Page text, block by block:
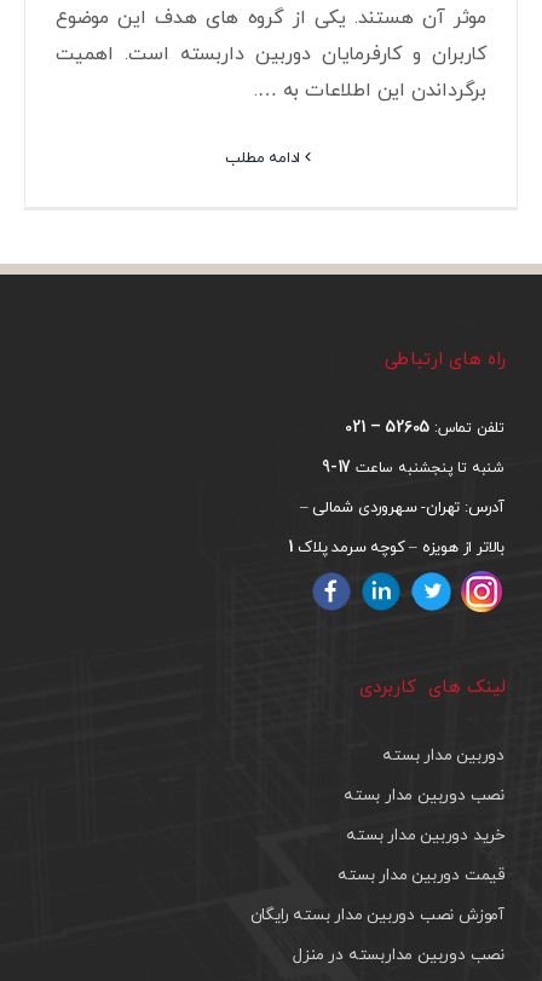
موثر آن هستند. یکی از گروه های هدف این موضوع
کاربران و کارفرمایان دوربین داربسته است. اهمیت
برگرداندن این اطلاعات به ….
ادامه مطلب
راه های ارتباطی
تلفن تماس: 52605 – 021
شنبه تا پنجشنبه ساعت 17-9
آدرس: تهران- سهروردی شمالی –
بالاتر از هویزه – کوچه سرمد پلاک 1
لینک های کاربردی
دوربین مدار بسته
نصب دوربین مدار بسته
خرید دوربین مدار بسته
قیمت دوربین مدار بسته
آموزش نصب دوربین مدار بسته رایگان
نصب دوربین مداربسته در منزل